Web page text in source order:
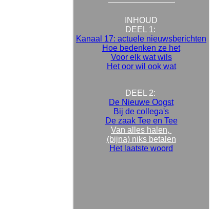
INHOUD
DEEL 1:
Kanaal 17: actuele nieuwsberichten
Hoe bedenken ze het
Voor elk wat wils
Het oor wil ook wat
DEEL 2:
De Nieuwe Oogst
Bij de collega's
De zaak Tee en Tee
Van alles halen,
(bijna) niks betalen
Het laatste woord